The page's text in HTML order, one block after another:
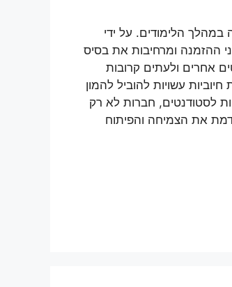
במהלך הלימודים. על ידי
ההזמנה ומרחיבות את בסיס
אחרים ולעתים קרובות
עשויות להוביל להמון
לסטודנטים, חברות לא רק
את הצמיחה והפיתוח